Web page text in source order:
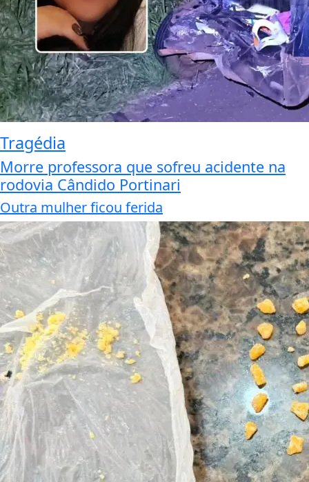
Tragédia
Morre professora que sofreu acidente na
rodovia Cândido Portinari
Outra mulher ficou ferida